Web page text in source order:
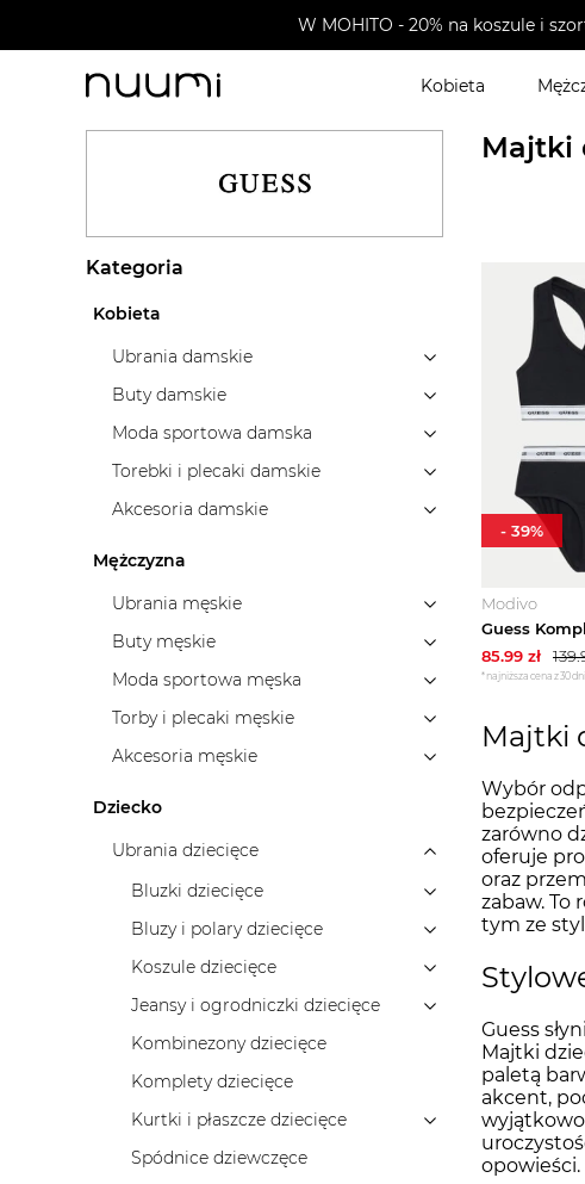
W MOHITO - 20% na koszule i
Kobieta
nuumi.pl > Marki Bielizna
Kategoria
Kobieta
Ubrania damskie
Buty damskie
Moda sportowa damska
Torebki i plecaki damskie
Akcesoria damskie
Mężczyzna
Ubrania męskie
Buty męskie
Moda sportowa męska
Torby i plecaki męskie
Akcesoria męskie
Dziecko
Ubrania dziecięce
Bluzki dziecięce
Bluzy i polary dziecięce
Koszule dziecięce
Jeansy i ogrodniczki dziecięce
Kombinezony dziecięce
Komplety dziecięce
Kurtki i płaszcze dziecięce
Spódnice dziewczęce
Majtki
Modivo
85.99 zł
*najniższa cena z 30
- 39%
Majtki
Wybór
zarówno
oferuje
oraz
zabaw. To
tym ze
Guess
Majtki
paletą
akcent,
wyjątkowo
opowieści.